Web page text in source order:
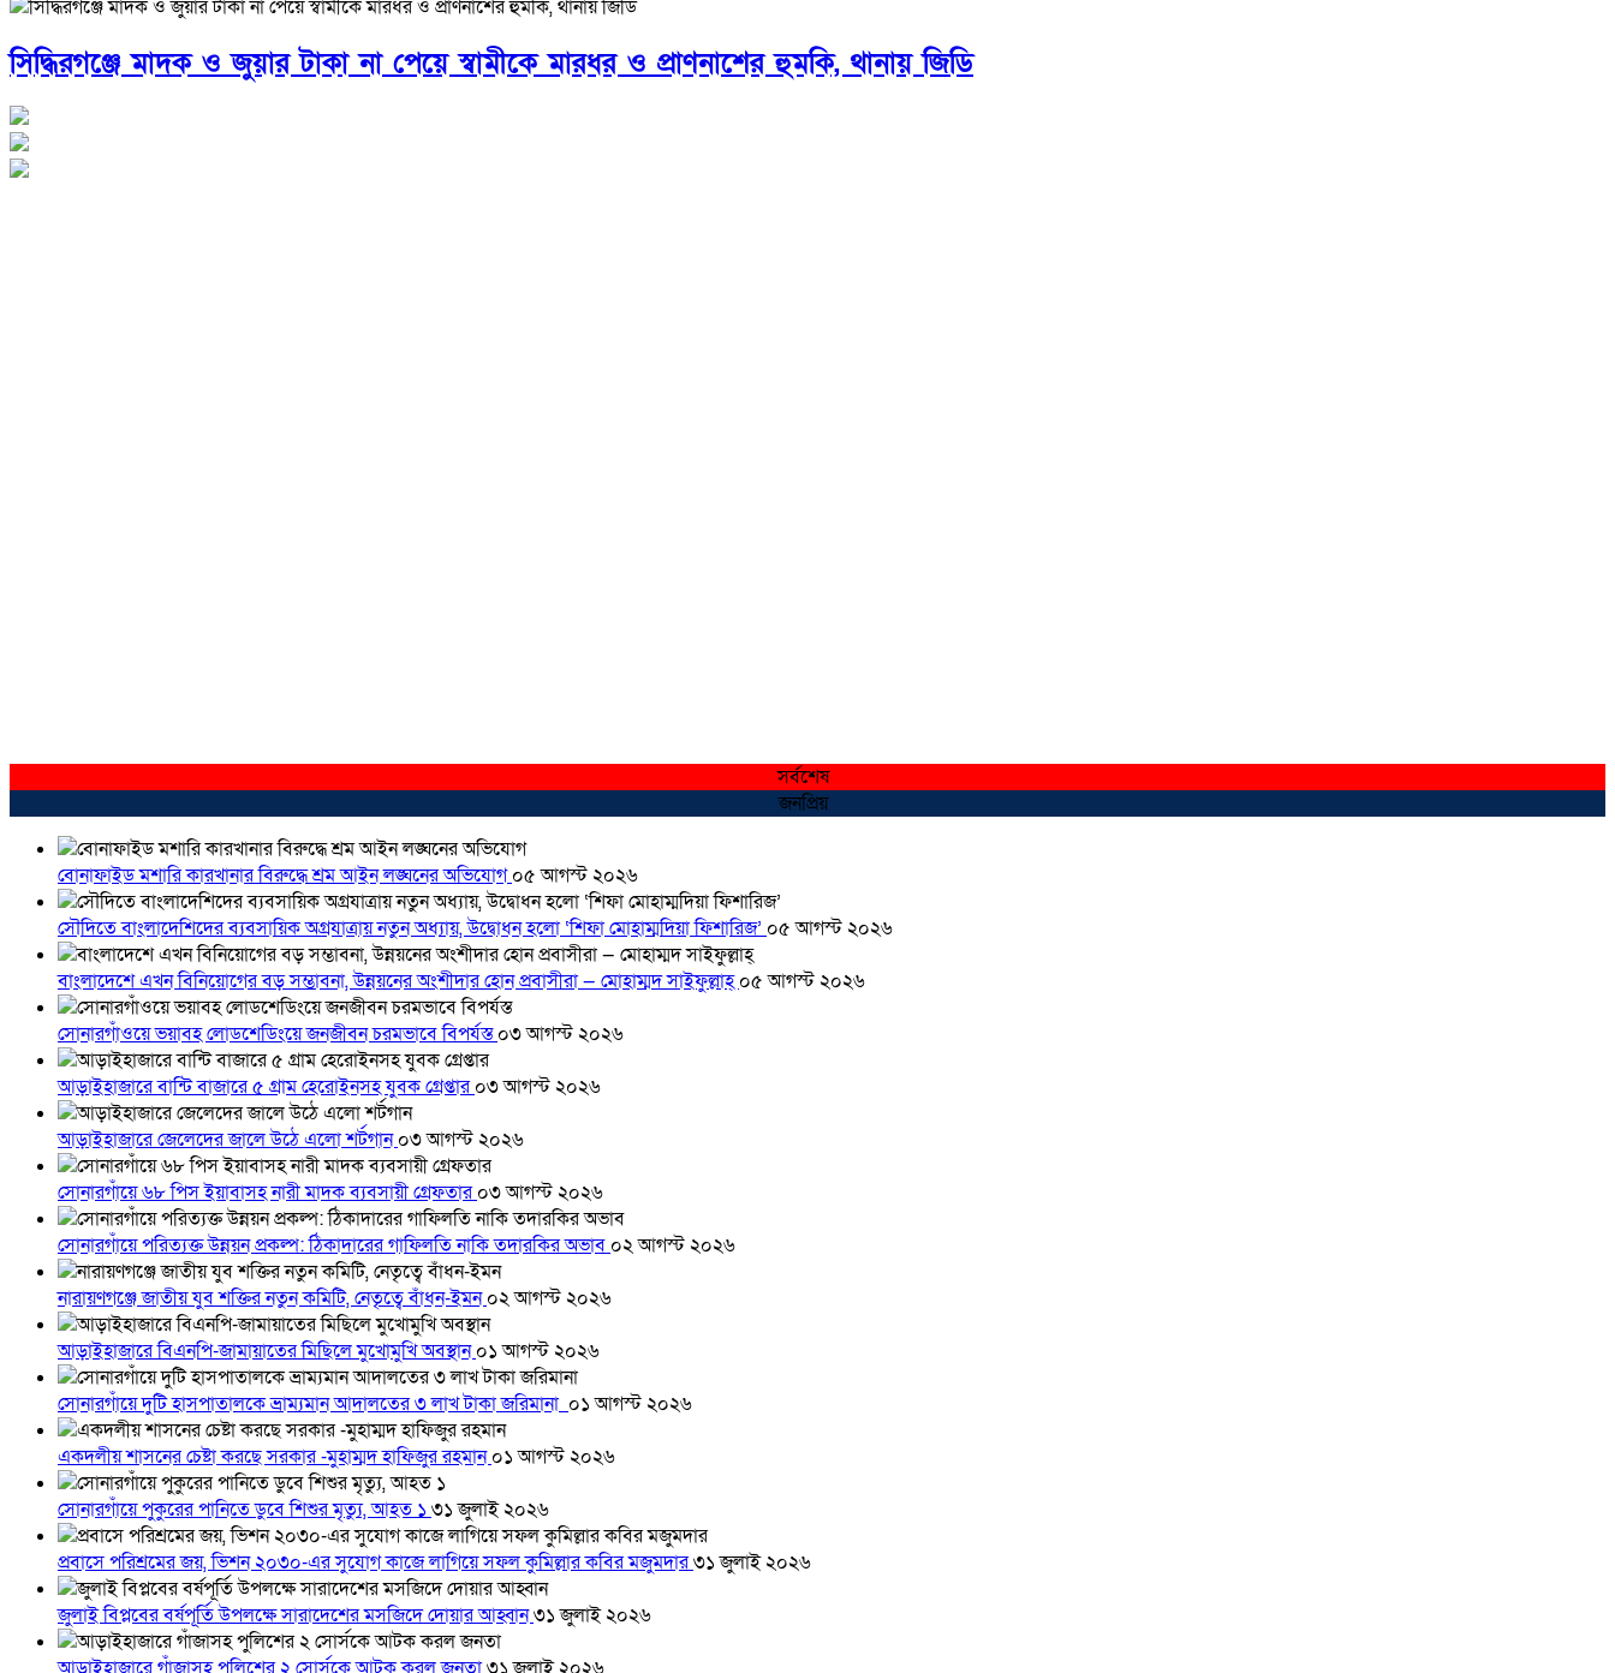
সিদ্ধিরগঞ্জে মাদক ও জুয়ার টাকা না পেয়ে স্বামীকে মারধর ও প্রাণনাশের হুমকি, থানায় জিডি
সর্বশেষ
জনপ্রিয়
বোনাফাইড মশারি কারখানার বিরুদ্ধে শ্রম আইন লঙ্ঘনের অভিযোগ০৫ আগস্ট ২০২৬
সৌদিতে বাংলাদেশিদের ব্যবসায়িক অগ্রযাত্রায় নতুন অধ্যায়, উদ্বোধন হলো ‘শিফা মোহাম্মদিয়া ফিশারিজ’ ০৫ আগস্ট ২০২৬
বাংলাদেশে এখন বিনিয়োগের বড় সম্ভাবনা, উন্নয়নের অংশীদার হোন প্রবাসীরা — মোহাম্মদ সাইফুল্লাহ্০৫ আগস্ট ২০২৬
সোনারগাঁওয়ে ভয়াবহ লোডশেডিংয়ে জনজীবন চরমভাবে বিপর্যস্ত০৩ আগস্ট ২০২৬
আড়াইহাজারে বান্টি বাজারে ৫ গ্রাম হেরোইনসহ যুবক গ্রেপ্তার০৩ আগস্ট ২০২৬
আড়াইহাজারে জেলেদের জালে উঠে এলো শর্টগান০৩ আগস্ট ২০২৬
সোনারগাঁয়ে ৬৮ পিস ইয়াবাসহ নারী মাদক ব্যবসায়ী গ্রেফতার০৩ আগস্ট ২০২৬
সোনারগাঁয়ে পরিত্যক্ত উন্নয়ন প্রকল্প: ঠিকাদারের গাফিলতি নাকি তদারকির অভাব ০২ আগস্ট ২০২৬
নারায়ণগঞ্জে জাতীয় যুব শক্তির নতুন কমিটি, নেতৃত্বে বাঁধন-ইমন০২ আগস্ট ২০২৬
আড়াইহাজারে বিএনপি-জামায়াতের মিছিলে মুখোমুখি অবস্থান০১ আগস্ট ২০২৬
সোনারগাঁয়ে দুটি হাসপাতালকে ভ্রাম্যমান আদালতের ৩ লাখ টাকা জরিমানা ০১ আগস্ট ২০২৬
একদলীয় শাসনের চেষ্টা করছে সরকার -মুহাম্মদ হাফিজুর রহমান০১ আগস্ট ২০২৬
সোনারগাঁয়ে পুকুরের পানিতে ডুবে শিশুর মৃত্যু, আহত ১ ৩১ জুলাই ২০২৬
প্রবাসে পরিশ্রমের জয়, ভিশন ২০৩০-এর সুযোগ কাজে লাগিয়ে সফল কুমিল্লার কবির মজুমদার৩১ জুলাই ২০২৬
জুলাই বিপ্লবের বর্ষপূর্তি উপলক্ষে সারাদেশের মসজিদে দোয়ার আহ্বান৩১ জুলাই ২০২৬